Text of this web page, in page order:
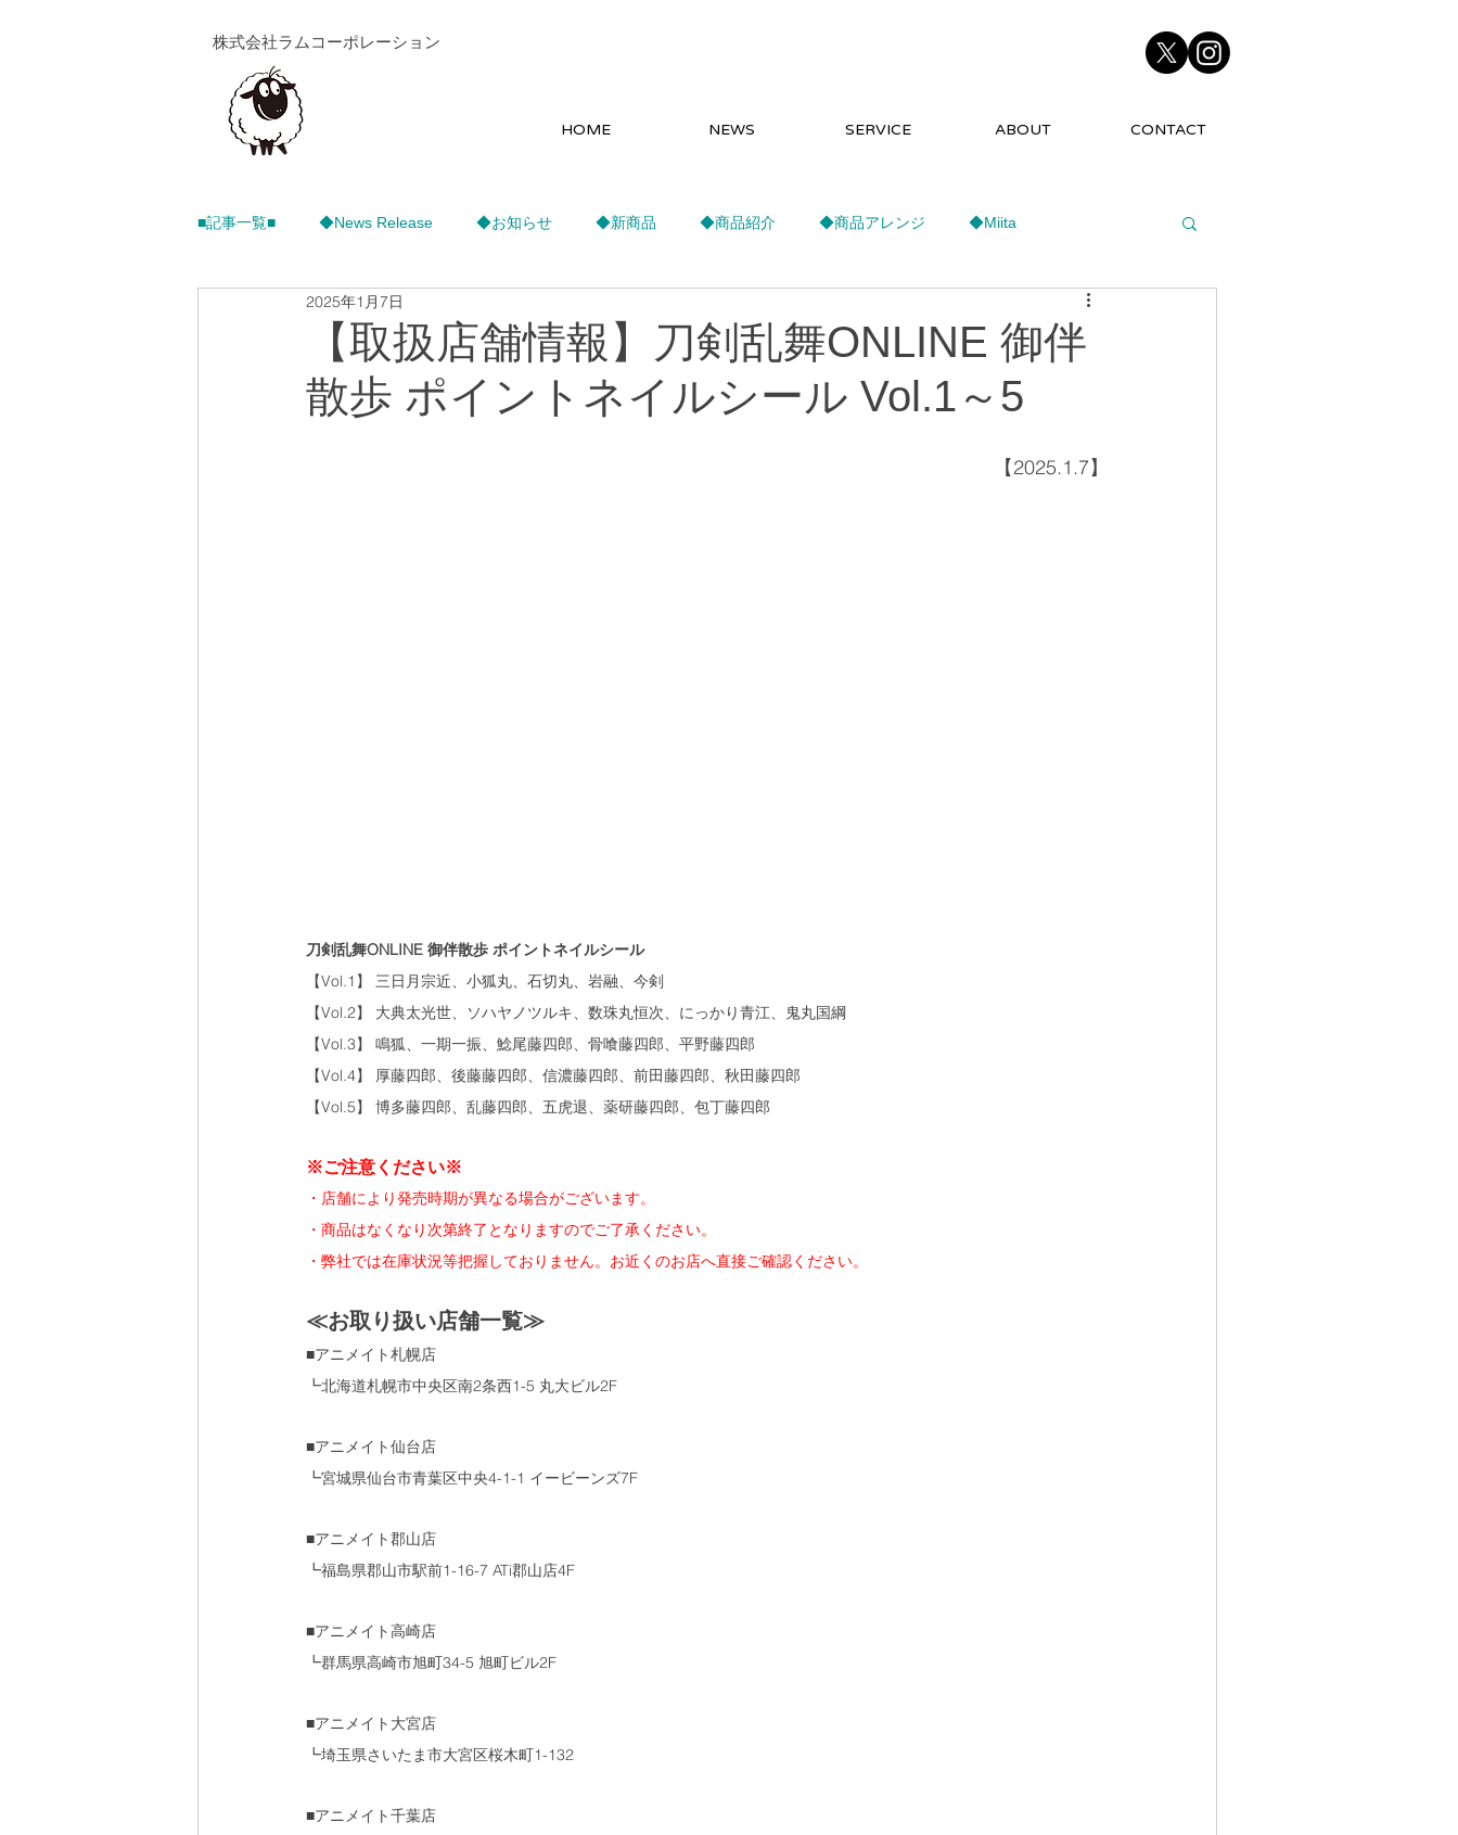
株式会社ラムコーポレーション
HOME NEWS SERVICE ABOUT CONTACT
■記事一覧■ ◆News Release ◆お知らせ ◆新商品 ◆商品紹介 ◆商品アレンジ ◆Miita
【取扱店舗情報】刀剣乱舞ONLINE 御伴
散歩 ポイントネイルシール Vol.1～5
2025年1月7日
【2025.1.7】
刀剣乱舞ONLINE 御伴散歩 ポイントネイルシール
【Vol.1】 三日月宗近、小狐丸、石切丸、岩融、今剣
【Vol.2】 大典太光世、ソハヤノツルキ、数珠丸恒次、にっかり青江、鬼丸国綱
【Vol.3】 鳴狐、一期一振、鯰尾藤四郎、骨喰藤四郎、平野藤四郎
【Vol.4】 厚藤四郎、後藤藤四郎、信濃藤四郎、前田藤四郎、秋田藤四郎
【Vol.5】 博多藤四郎、乱藤四郎、五虎退、薬研藤四郎、包丁藤四郎
※ご注意ください※
・店舗により発売時期が異なる場合がございます。
・商品はなくなり次第終了となりますのでご了承ください。
・弊社では在庫状況等把握しておりません。お近くのお店へ直接ご確認ください。
≪お取り扱い店舗一覧≫
■アニメイト札幌店
┗北海道札幌市中央区南2条西1-5 丸大ビル2F
■アニメイト仙台店
┗宮城県仙台市青葉区中央4-1-1 イービーンズ7F
■アニメイト郡山店
┗福島県郡山市駅前1-16-7 ATi郡山店4F
■アニメイト高崎店
┗群馬県高崎市旭町34-5 旭町ビル2F
■アニメイト大宮店
┗埼玉県さいたま市大宮区桜木町1-132
■アニメイト千葉店